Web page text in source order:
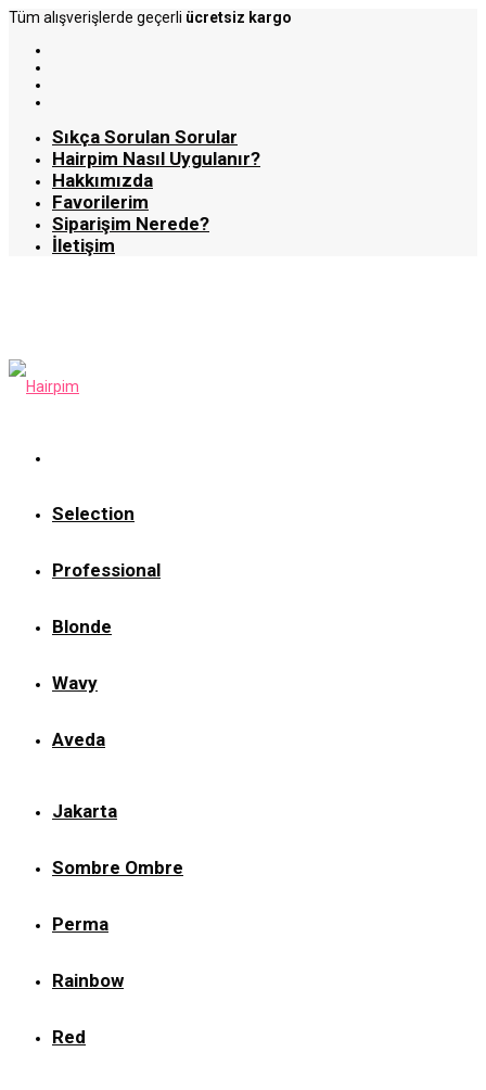
Tüm alışverişlerde geçerli ücretsiz kargo
Sıkça Sorulan Sorular
Hairpim Nasıl Uygulanır?
Hakkımızda
Favorilerim
Siparişim Nerede?
İletişim
Selection
Professional
Blonde
Wavy
Aveda
Jakarta
Sombre Ombre
Perma
Rainbow
Red